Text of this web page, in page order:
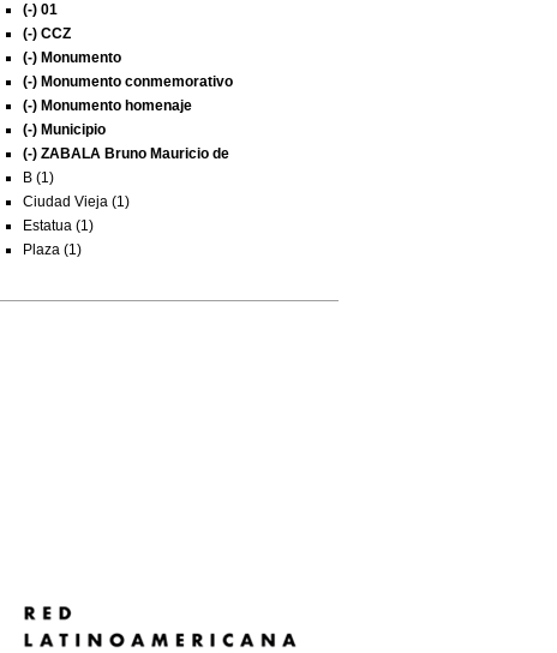
(-) 01
(-) CCZ
(-) Monumento
(-) Monumento conmemorativo
(-) Monumento homenaje
(-) Municipio
(-) ZABALA Bruno Mauricio de
B (1)
Ciudad Vieja (1)
Estatua (1)
Plaza (1)